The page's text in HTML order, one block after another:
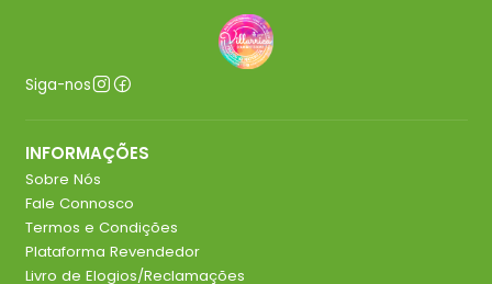
Siga-nos
INFORMAÇÕES
Sobre Nós
Fale Connosco
Termos e Condições
Plataforma Revendedor
Livro de Elogios/Reclamações